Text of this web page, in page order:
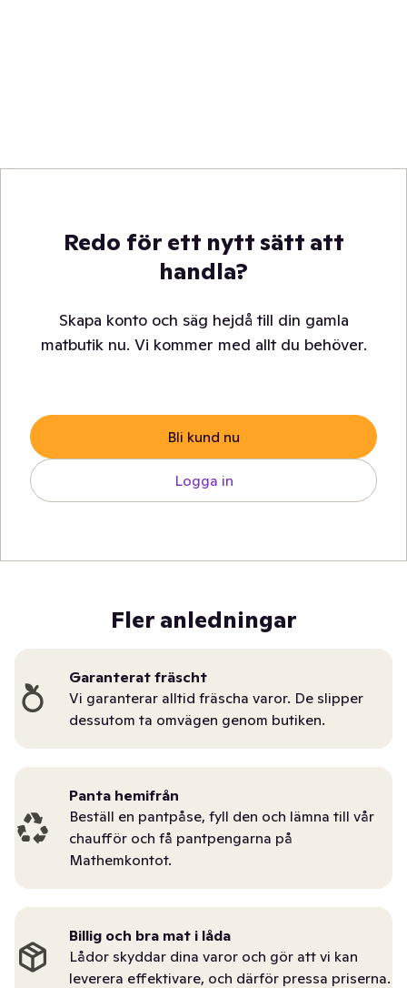
Redo för ett nytt sätt att
handla?
Skapa konto och säg hejdå till din gamla
matbutik nu. Vi kommer med allt du behöver.
Bli kund nu
Logga in
Fler anledningar
Garanterat fräscht
Vi garanterar alltid fräscha varor. De slipper
dessutom ta omvägen genom butiken.
Panta hemifrån
Beställ en pantpåse, fyll den och lämna till vår
chaufför och få pantpengarna på
Mathemkontot.
Billig och bra mat i låda
Lådor skyddar dina varor och gör att vi kan
leverera effektivare, och därför pressa priserna.